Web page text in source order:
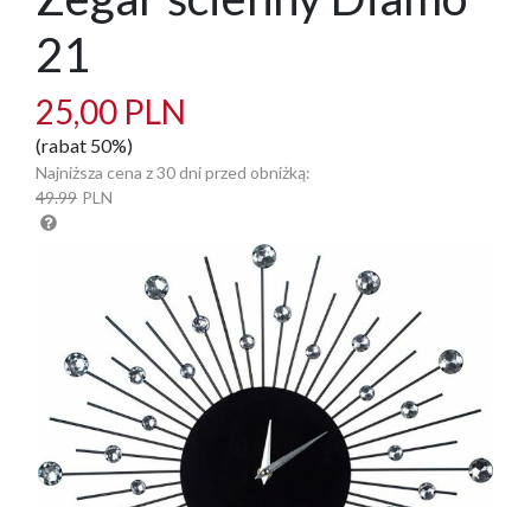
21
25,00 PLN
(rabat 50%)
Najniższa cena z 30 dni przed obniżką:
49.99 PLN